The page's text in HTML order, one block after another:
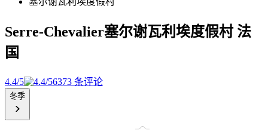
Serre-Chevalier塞尔谢瓦利埃度假村 法
国
4.4/5 6373 条评论
冬季